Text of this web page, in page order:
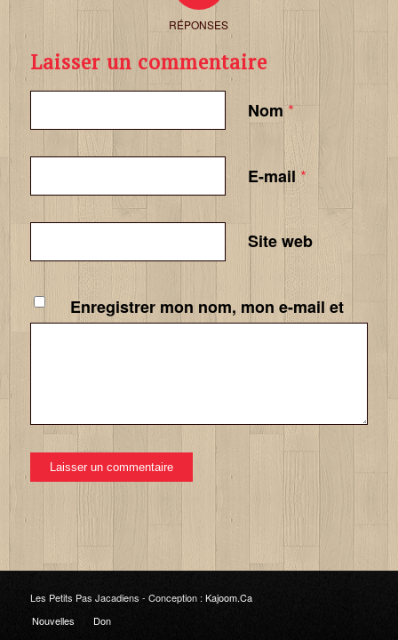
RÉPONSES
Laisser un commentaire
Nom*
E-mail*
Site web
Enregistrer mon nom, mon e-mail et
mon site dans le navigateur pour mon
Les Petits Pas Jacadiens - Conception :Kajoom.Ca
Nouvelles
Don